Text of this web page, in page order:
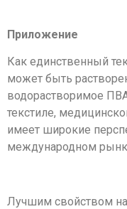
Приложение
Как единственный
может быть
водорастворимое
текстиле,
имеет широкие
международном
Лучшим свойством